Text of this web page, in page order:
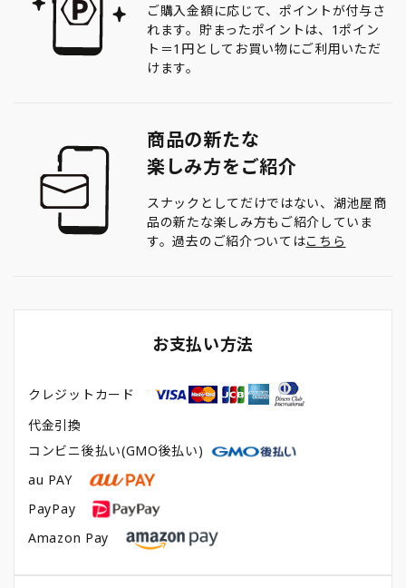
ご購入金額に応じて、ポイントが付与さ
れます。貯まったポイントは、1ポイン
ト＝1円としてお買い物にご利用いただ
けます。
商品の新たな
楽しみ方をご紹介
スナックとしてだけではない、湖池屋商
品の新たな楽しみ方もご紹介していま
す。過去のご紹介ついてはこちら
お支払い方法
クレジットカード
代金引換
コンビニ後払い(GMO後払い)
au PAY
PayPay
Amazon Pay